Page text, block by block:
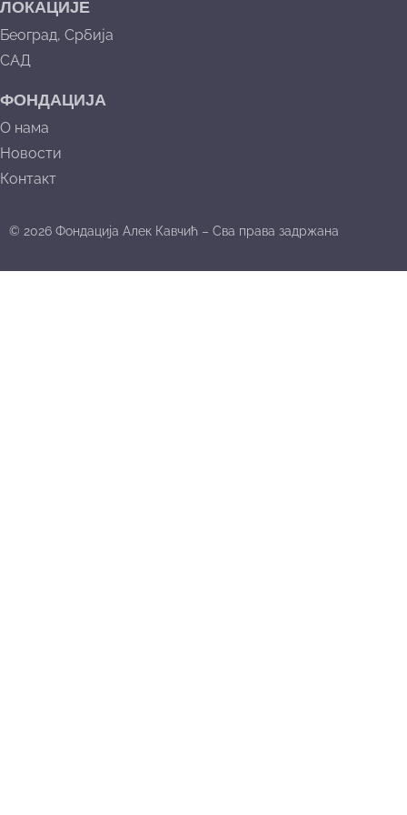
ЛОКАЦИЈЕ
Београд, Србија
САД
ФОНДАЦИЈА
О нама
Новости
Контакт
© 2026 Фондација Алек Кавчић – Сва права задржана